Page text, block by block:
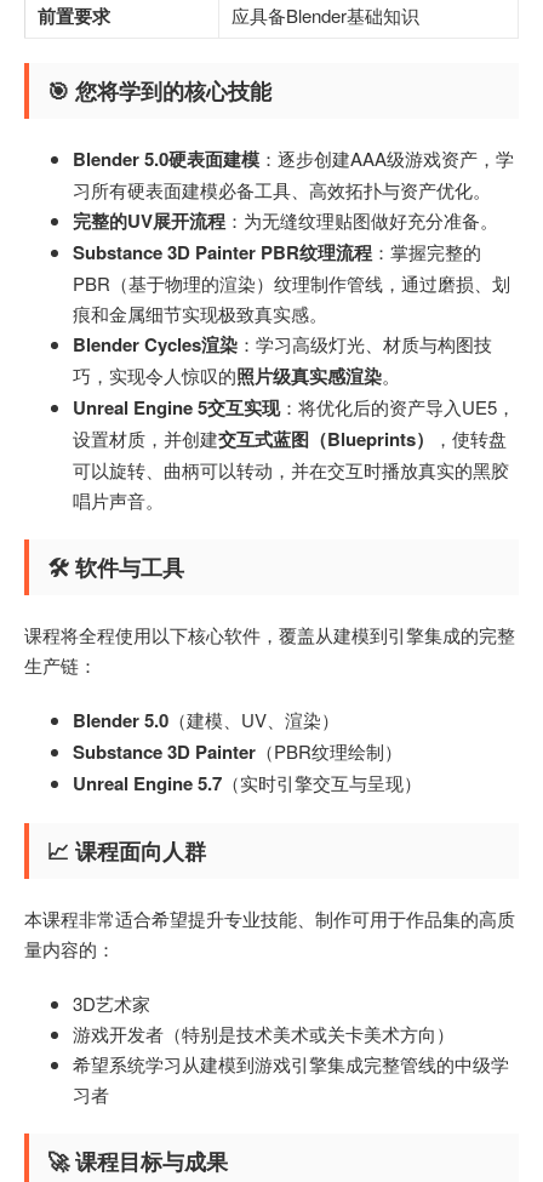
前置要求 应具备Blender基础知识
🎯 您将学到的核心技能
Blender 5.0硬表面建模 ：逐步创建AAA级游戏资产，学
习所有硬表面建模必备工具、高效拓扑与资产优化。
完整的UV展开流程 ：为无缝纹理贴图做好充分准备。
Substance 3D Painter PBR纹理流程 ：掌握完整的
PBR（基于物理的渲染）纹理制作管线，通过磨损、划
痕和金属细节实现极致真实感。
Blender Cycles渲染 ：学习高级灯光、材质与构图技
巧，实现令人惊叹的照片级真实感渲染。
Unreal Engine 5交互实现：将优化后的资产导入UE5，
设置材质，并创建交互式蓝图（Blueprints）
，使转盘
可以旋转、曲柄可以转动，并在交互时播放真实的黑胶
唱片声音。
🛠️ 软件与工具
课程将全程使用以下核心软件，覆盖从建模到引擎集成的完整
生产链：
Blender 5.0 （建模、UV、渲染）
Substance 3D Painter （PBR纹理绘制）
Unreal Engine 5.7 （实时引擎交互与呈现）
📈 课程面向人群
本课程非常适合希望提升专业技能、制作可用于作品集的高质
量内容的：
3D艺术家
游戏开发者（特别是技术美术或关卡美术方向）
希望系统学习从建模到游戏引擎集成完整管线的中级学
习者
🚀 课程目标与成果